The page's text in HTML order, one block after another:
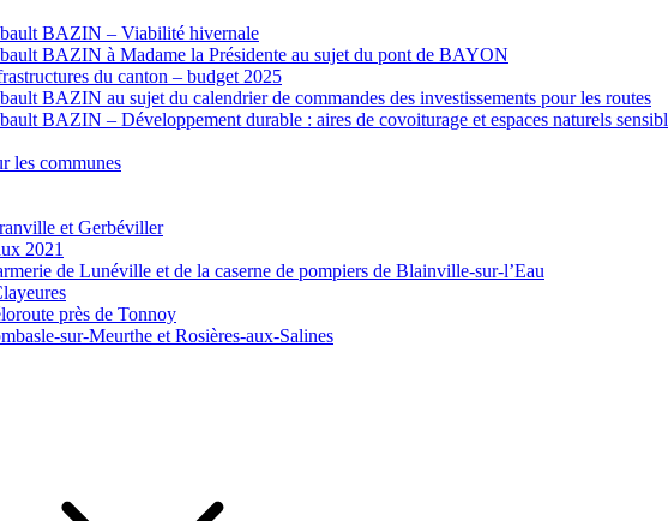
BAZIN – Viabilité hivernale
BAZIN à Madame la Présidente au sujet du pont de BAYON
du canton – budget 2025
BAZIN au sujet du calendrier de commandes des investissements pour les routes
BAZIN – Développement durable : aires de covoiturage et espaces naturels
les communes
et Gerbéviller
2021
de Lunéville et de la caserne de pompiers de Blainville-sur-l’Eau
près de Tonnoy
sur-Meurthe et Rosières-aux-Salines